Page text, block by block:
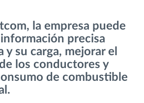
de rutas
del conductor
las características
la empresa puede
precisa
su carga, mejorar el
los conductores y
de combustible